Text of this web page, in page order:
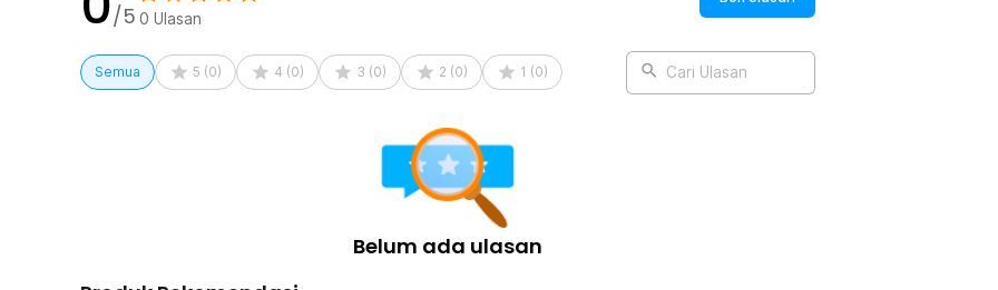
/5 0 Ulasan
Semua 5 (0) 4 (0) 3 (0) 2 (0) 1 (0) Cari Ulasan
Belum ada ulasan